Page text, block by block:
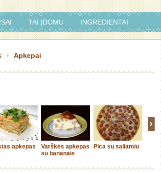
TAI ĮDOMU INGREDIENTAI
Apkepai
apkepas
Varškės apkepas
su bananais
Pica su saliamiu